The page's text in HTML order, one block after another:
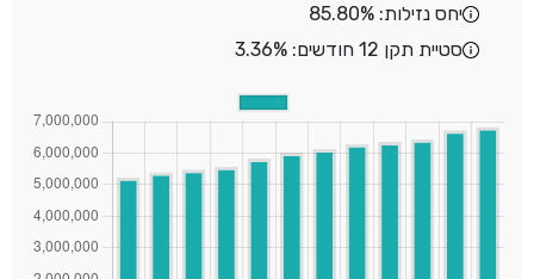
יחס נזילות: 85.80%
סטיית תקן 12 חודשים: 3.36%